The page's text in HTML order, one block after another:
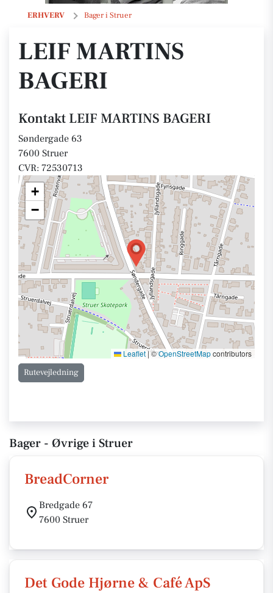
ERHVERV Bager i Struer
LEIF MARTINS BAGERI
LEIF MARTINS
BAGERI
Kontakt LEIF MARTINS BAGERI
Søndergade 63
7600 Struer
CVR: 72530713
+
−
Leaflet|©OpenStreetMapcontributors
Rutevejledning
Bager - Øvrige i Struer
BreadCorner
Bredgade 67
7600 Struer
Det Gode Hjørne & Café ApS